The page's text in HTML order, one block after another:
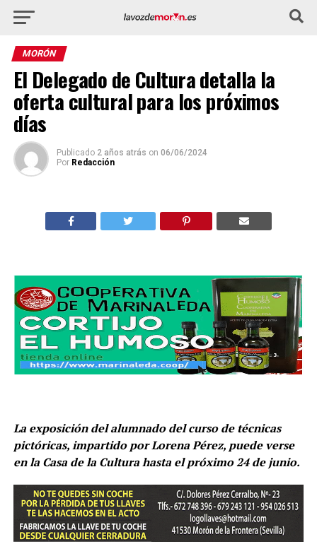
MORÓN
El Delegado de Cultura detalla la
oferta cultural para los próximos
días
Publicado 2 años atrás on 06/06/2024
Por Redacción
La exposición del alumnado del curso de técnicas
pictóricas, impartido por Lorena Pérez, puede verse
en la Casa de la Cultura hasta el próximo 24 de junio.